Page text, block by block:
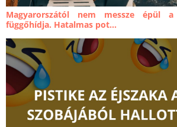
Magyarorszától nem messze épül a
függőhídja. Hatalmas pot...